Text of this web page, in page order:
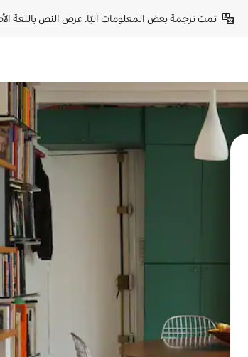
تمت ترجمة بعض المعلومات آليًا. عرض النص باللغة
عن طريق اللمس أو السحب.